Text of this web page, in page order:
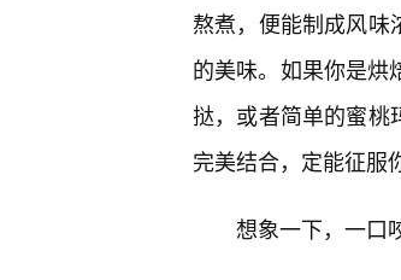
熬煮，便能制成风味
的美味。如果你是烘
挞，或者简单的蜜桃
完美结合，定能征服
想象一下，一口